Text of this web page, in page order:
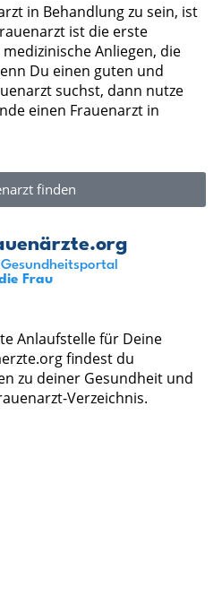
in Behandlung zu sein, ist
ist die erste
Anliegen, die
Du einen guten und
suchst, dann nutze
einen Frauenarzt in
finden
Anlaufstelle für Deine
findest du
zu deiner Gesundheit und
Verzeichnis.